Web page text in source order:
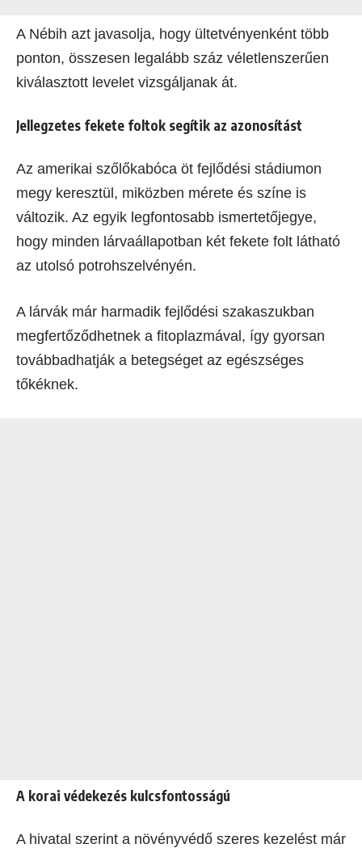
A Nébih azt javasolja, hogy ültetvényenként több
ponton, összesen legalább száz véletlenszerűen
kiválasztott levelet vizsgáljanak át.
Jellegzetes fekete foltok segítik az azonosítást
Az amerikai szőlőkabóca öt fejlődési stádiumon
megy keresztül, miközben mérete és színe is
változik. Az egyik legfontosabb ismertetőjegye,
hogy minden lárvaállapotban két fekete folt látható
az utolsó potrohszelvényén.
A lárvák már harmadik fejlődési szakaszukban
megfertőződhetnek a fitoplazmával, így gyorsan
továbbadhatják a betegséget az egészséges
tőkéknek.
A korai védekezés kulcsfontosságú
A hivatal szerint a növényvédő szeres kezelést már